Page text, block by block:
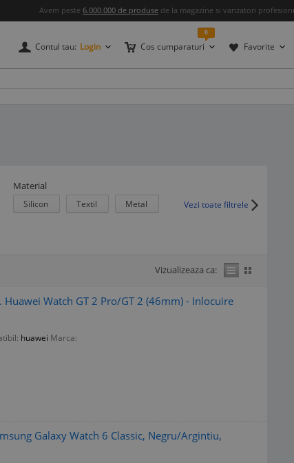
Avem peste 6.000.000 de produse de la magazine si vanzatori
Contul tau: Login Cos cumparaturi
0
Favorite
Material
Silicon Textil Metal Vezi toate filtrele
Vizualizeaza ca:
Watch GT 2 Pro/GT 2 (46mm) - Inlocuire
huawei Marca:
Galaxy Watch 6 Classic, Negru/Argintiu,